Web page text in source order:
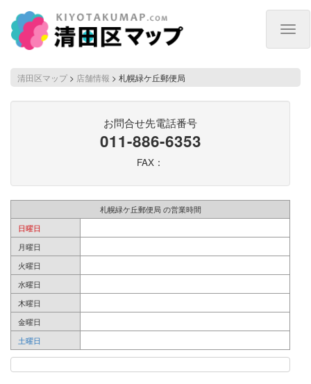
清田区マップ > 店舗情報 > 札幌緑ケ丘郵便局
お問合せ先電話番号
011-886-6353
FAX：
札幌緑ケ丘郵便局 の営業時間
日曜日
月曜日
火曜日
水曜日
木曜日
金曜日
土曜日